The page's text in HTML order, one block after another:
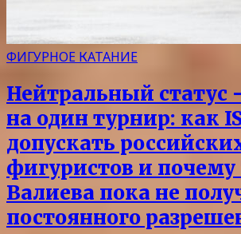
ФИГУРНОЕ КАТАНИЕ
Нейтральный статус
на один турнир: как
допускать
фигуристов и почему
Валиева пока не
постоянного